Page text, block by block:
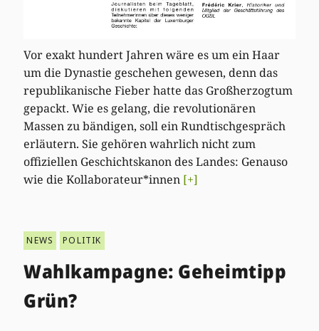
Vor exakt hundert Jahren wäre es um ein Haar
um die Dynastie geschehen gewesen, denn das
republikanische Fieber hatte das Großherzogtum
gepackt. Wie es gelang, die revolutionären
Massen zu bändigen, soll ein Rundtischgespräch
erläutern. Sie gehören wahrlich nicht zum
offiziellen Geschichtskanon des Landes: Genauso
wie die Kollaborateur*innen [+]
NEWS POLITIK
Wahlkampagne: Geheimtipp
Grün?